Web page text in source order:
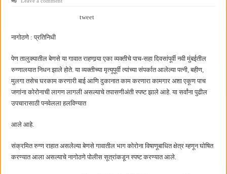
कामोठे येथे समाजोपयोगी वस्तूंच्या वाटपाचा उपक्रम
छत्रपती शिवाजी महाराज महाराजस्व समाधान शिबिरास पनवेलमध्ये उत्स्फूर्त प्रतिसाद
बाल्मर लॉरी आणि शेल इंडियातील कंत्राटी कामगारांना भरघोस पगारवाढ
tweet
नागोठणे : प्रतिनिधी
पेण तालुक्यातील बेणसे या गावात राहणार्‍या एका व्यक्तीचे पाच-सहा दिवसांपूर्वी नवी मुंबईतील
रुग्णालयात निधन झाले होते. या व्यक्तीच्या मृत्यूपूर्वी त्यांच्या संपर्कात आलेल्या पत्नी, बहीण,
मुलगा तसेच घरकाम करणारी बाई आणि दुकानात काम करणारा कामगार अशा एकूण पाच
जणांना कोरोनाची लागण लागली असल्याचे तपासणीअंती स्पष्ट झाले आहे. या सर्वांना पुढील
उपचारासाठी पनवेलला हलविण्यात
आले आहे.
संक्रमित रुग्ण राहात असलेल्या बेणसे गावातील भाग कोरोना विषाणूबाधित क्षेत्र म्हणून घोषित
करण्यात आला असल्याचे नागोठणे पोलीस सूत्रांकडून स्पष्ट करण्यात आले.